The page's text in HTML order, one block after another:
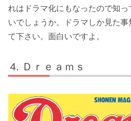
れはドラマ化にもなったので知
いでしょうか。ドラマしか見た
て下さい。面白いですよ。
Ｄｒｅａｍｓ